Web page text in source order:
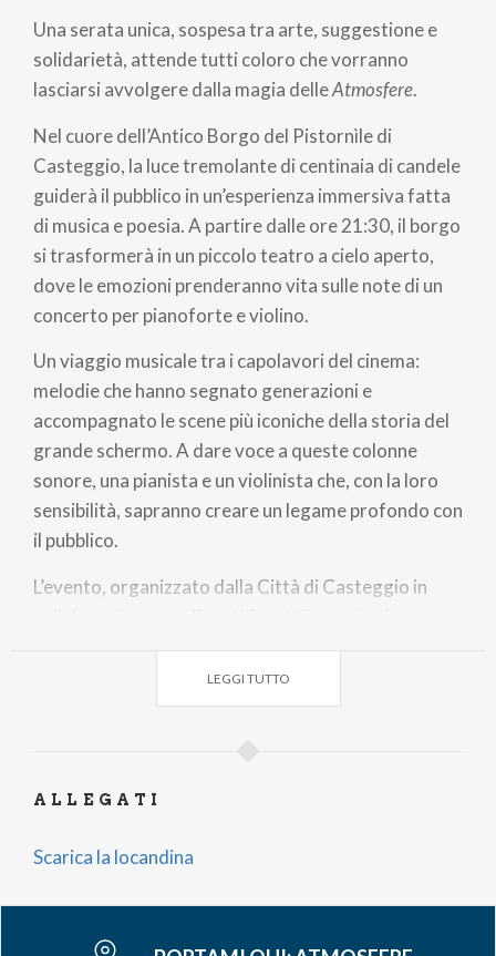
di
pane
Una serata unica, sospesa tra arte, suggestione e
solidarietà, attende tutti coloro che vorranno
lasciarsi avvolgere dalla magia delleAtmosfere.
Nel cuore dell’Antico Borgo del Pistornìle di
Casteggio, la luce tremolante di centinaia di candele
guiderà il pubblico in un’esperienza immersiva fatta
di musica e poesia. A partire dalle ore 21:30, il borgo
si trasformerà in un piccolo teatro a cielo aperto,
dove le emozioni prenderanno vita sulle note di un
concerto per pianoforte e violino.
Un viaggio musicale tra i capolavori del cinema:
melodie che hanno segnato generazioni e
accompagnato le scene più iconiche della storia del
grande schermo. A dare voce a queste colonne
sonore, una pianista e un violinista che, con la loro
sensibilità, sapranno creare un legame profondo con
il pubblico.
L’evento, organizzato dalla Città di Casteggio in
libero con offerta volontaria. L’intero ricavato sarà
devoluto alla Croce Rossa Italiana – Comitato di
Casteggio, per sostenere le attività a favore della
il fascino della luce e il valore della condivisione.
silenzi, note e piccoli gesti di solidarietà.
LEGGI TUTTO
ALLEGATI
Scarica la locandina